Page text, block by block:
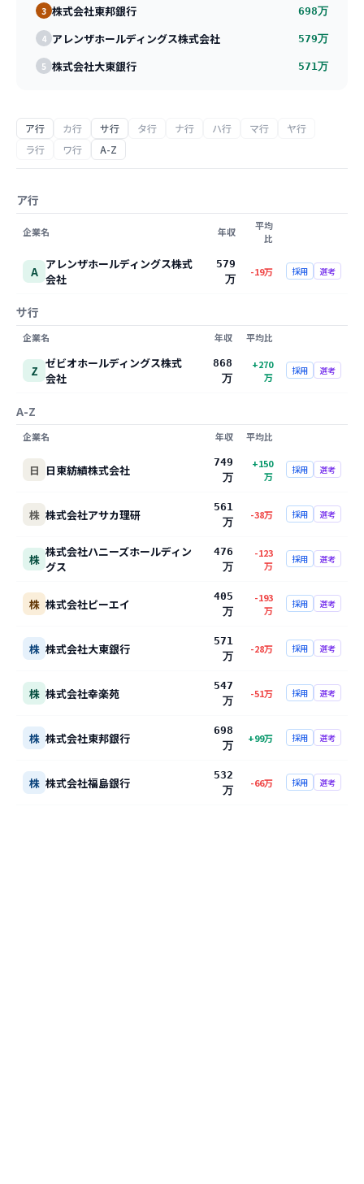
3 株式会社東邦銀行 698万
4 アレンザホールディングス株式会社 579万
5 株式会社大東銀行 571万
ア行 カ行 サ行 タ行 ナ行 ハ行 マ行
ヤ行
ラ行
ワ行 A-Z
ア行
企業名 年収
平均
比
A アレンザホールディングス株式
会社
579
万
-19万 採用 選考
サ行
企業名 年収 平均比
Z ゼビオホールディングス株式
会社
868
万
+270
万
採用 選考
A-Z
企業名 年収 平均比
日 日東紡績株式会社
749
万
+150
万
採用 選考
株 株式会社アサカ理研
561
万
-38万 採用 選考
株 株式会社ハニーズホールディン
グス
476
万
-123
万
採用 選考
株 株式会社ピーエイ
405
万
-193
万
採用 選考
株 株式会社大東銀行
571
万
-28万 採用 選考
株 株式会社幸楽苑
547
万
-51万 採用 選考
株 株式会社東邦銀行
698
万
+99万 採用 選考
株 株式会社福島銀行
532
万
-66万 採用 選考